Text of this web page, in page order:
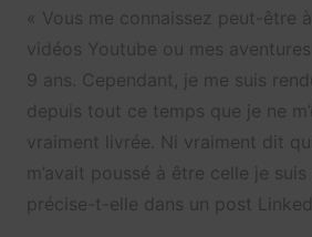
« Vous me connaissez peut-être
vidéos Youtube ou mes
9 ans. Cependant, je me suis
depuis tout ce temps que je ne
vraiment livrée. Ni vraiment dit
m’avait poussé à être celle je suis
précise-t-elle dans un post